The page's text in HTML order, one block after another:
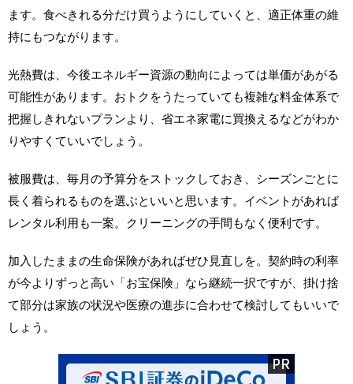
ます。食べきれる分だけ買うようにしていくと、適正体重の維
持にもつながります。
光熱費は、今後エネルギー資源の動向によっては単価があがる
可能性があります。おトクをうたっていても複雑な料金体系で
把握しきれないプランより、省エネ家電に買換えるなどがわか
りやすくていいでしょう。
被服費は、毎月の予算分をストックしておき、シーズンごとに
長く着られるものを選ぶといいと思います。イベントがあれば
レンタル利用も一案。クリーニングの手間もなく便利です。
加入したままの生命保険があればぜひ見直しを。契約時の利率
が今よりずっと高い「お宝保険」なら継続一択ですが、掛け捨
て部分は家族の状況や医療の進歩に合わせて検討してもいいで
しょう。